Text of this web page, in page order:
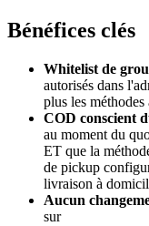
Bénéfices clés
Whitelist de
autorisés dans
plus les
COD conscient
au moment du
ET que la
de pickup
livraison à
Aucun
sur